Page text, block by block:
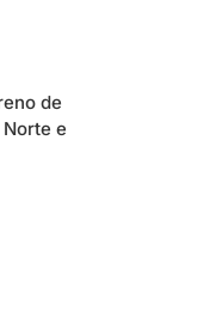
de
e